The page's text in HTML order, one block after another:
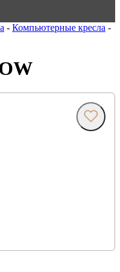
- Компьютерные кресла -